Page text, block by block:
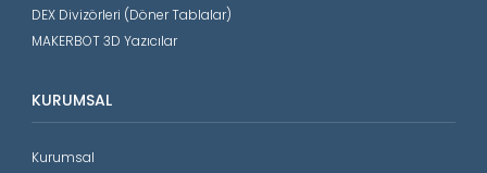
DEX Divizörleri (Döner Tablalar)
MAKERBOT 3D Yazıcılar
KURUMSAL
Kurumsal